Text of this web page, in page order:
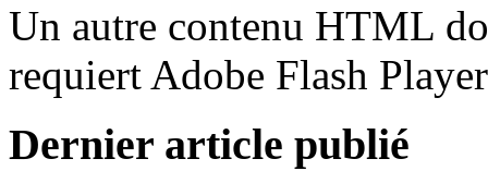
Un autre contenu HTML
requiert Adobe Flash
Dernier article publié